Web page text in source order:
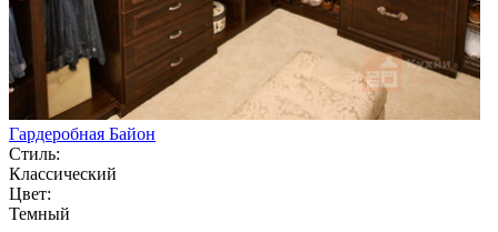
Гардеробная Байон
Стиль:
Классический
Цвет:
Темный